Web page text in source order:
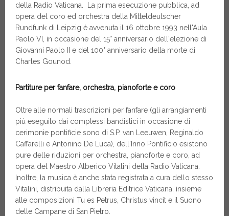
della Radio Vaticana. La prima esecuzione pubblica, ad
opera del coro ed orchestra della Mitteldeutscher
Rundfunk di Leipzig è avvenuta il 16 ottobre 1993 nell'Aula
Paolo VI, in occasione del 15° anniversario dell'elezione di
Giovanni Paolo II e del 100° anniversario della morte di
Charles Gounod.
Partiture per fanfare, orchestra, pianoforte e coro
Oltre alle normali trascrizioni per fanfare (gli arrangiamenti
più eseguito dai complessi bandistici in occasione di
cerimonie pontificie sono di S.P. van Leeuwen, Reginaldo
Caffarelli e Antonino De Luca), dell'Inno Pontificio esistono
pure delle riduzioni per orchestra, pianoforte e coro, ad
opera del Maestro Alberico Vitalini della Radio Vaticana.
Inoltre, la musica è anche stata registrata a cura dello stesso
Vitalini, distribuita dalla Libreria Editrice Vaticana, insieme
alle composizioni Tu es Petrus, Christus vincit e il Suono
delle Campane di San Pietro.